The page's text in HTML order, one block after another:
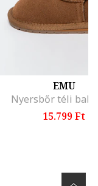
EMU
Nyersbőr téli
15.799 Ft